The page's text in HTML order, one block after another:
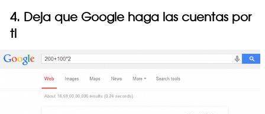
4. Deja que Google haga las cuentas por
ti